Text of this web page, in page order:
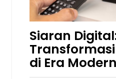
Siaran
di Era Modern